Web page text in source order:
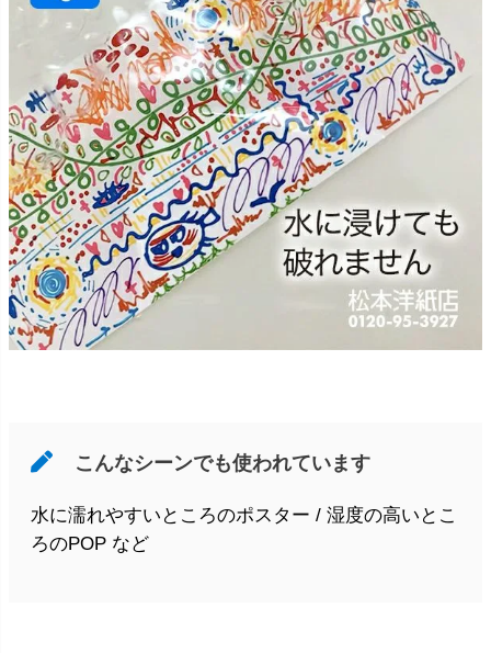
こんなシーンでも使われています
水に濡れやすいところのポスター / 湿度の高いとこ
ろのPOP など